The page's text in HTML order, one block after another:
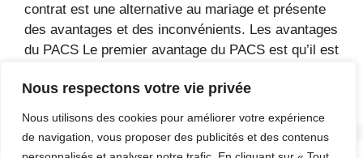
Nous respectons votre vie privée
Nous utilisons des cookies pour améliorer votre expérience
de navigation, vous proposer des publicités et des contenus
contrat est une alternative au mariage et présente
des avantages et des inconvénients. Les avantages
du PACS Le premier avantage du PACS est qu’il est
au … Lire la suite